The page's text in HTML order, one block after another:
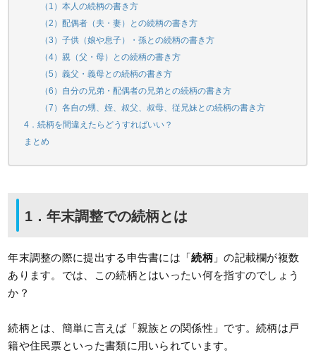
（1）本人の続柄の書き方
（2）配偶者（夫・妻）との続柄の書き方
（3）子供（娘や息子）・孫との続柄の書き方
（4）親（父・母）との続柄の書き方
（5）義父・義母との続柄の書き方
（6）自分の兄弟・配偶者の兄弟との続柄の書き方
（7）各自の甥、姪、叔父、叔母、従兄妹との続柄の書き方
4．続柄を間違えたらどうすればいい？
まとめ
1．年末調整での続柄とは
年末調整の際に提出する申告書には「続柄」の記載欄が複数
あります。では、この続柄とはいったい何を指すのでしょう
か？
続柄とは、簡単に言えば「親族との関係性」です。続柄は戸
籍や住民票といった書類に用いられています。